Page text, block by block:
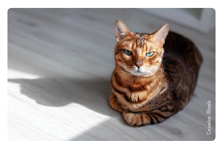
Снимка: iStock